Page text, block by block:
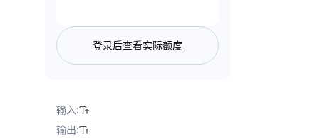
登录后查看实际额度
输入:
输出: